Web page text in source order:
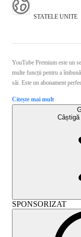
STATELE UNITE
YouTube Premium este un
multe funcții pentru a
săi. Este un abonament
Citește mai mult
SPONSORIZAT